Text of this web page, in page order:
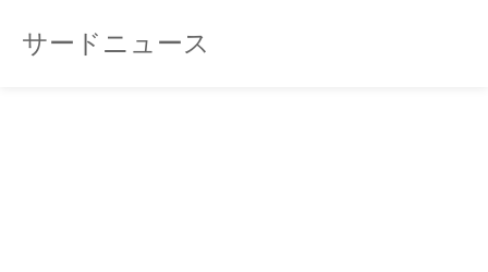
サードニュース